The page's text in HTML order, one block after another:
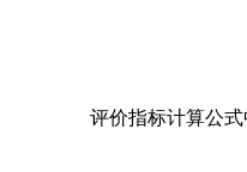
评价指标计算公